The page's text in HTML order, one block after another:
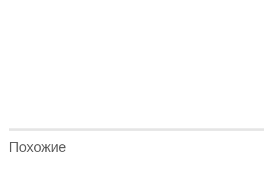
Похожие